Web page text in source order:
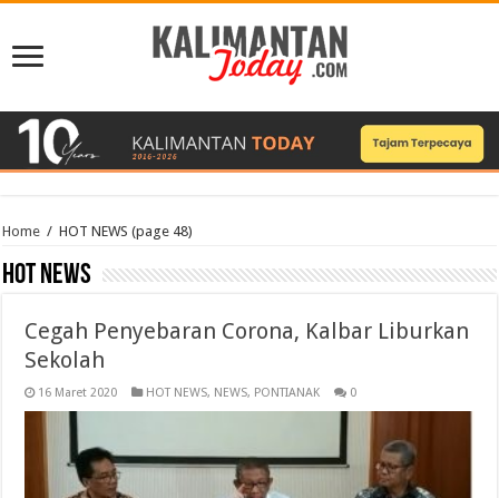
Home / HOT NEWS (page 48)
HOT NEWS
Cegah Penyebaran Corona, Kalbar Liburkan
Sekolah
16 Maret 2020 HOT NEWS, NEWS, PONTIANAK 0